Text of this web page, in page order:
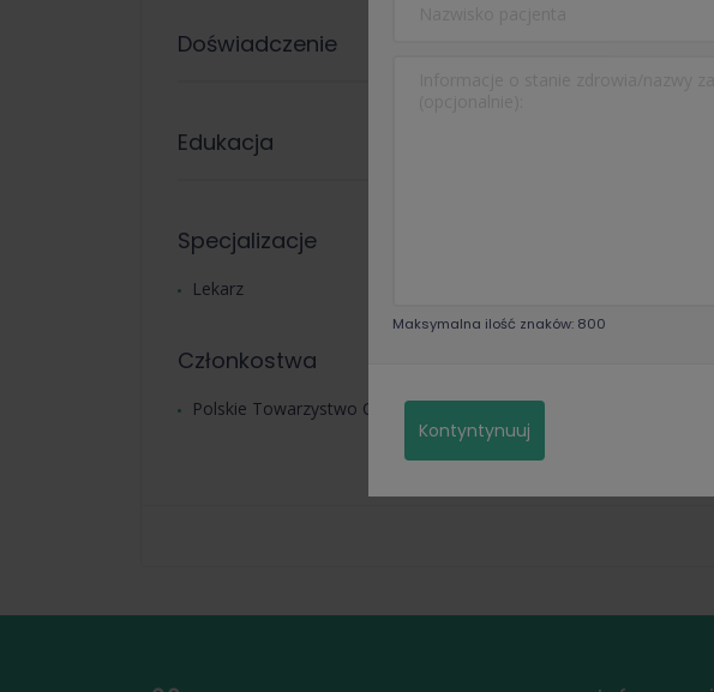
Doświadczenie
Edukacja
Specjalizacje
Lekarz
Członkostwa
Polskie Towarzystwo Okulistyczne
Maksymalna ilość znaków: 800
Kontyntynuuj